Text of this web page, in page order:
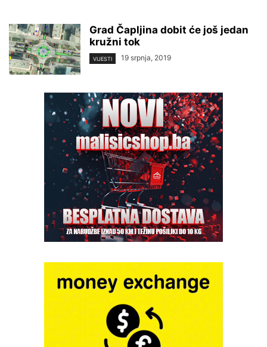
Grad Čapljina dobit će još jedan
kružni tok
VIJESTI 19 srpnja, 2019